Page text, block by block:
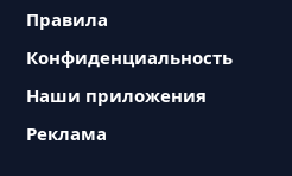
Правила
Конфиденциальность
Наши приложения
Реклама